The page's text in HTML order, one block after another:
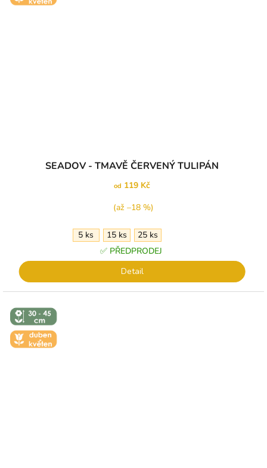
KVĚTEN
SEADOV - TMAVĚ ČERVENÝ TULIPÁN
od 119 Kč
(až –18 %)
5 ks 15 ks
25 ks
✅ PŘEDPRODEJ
Detail
↕️ VÝŠKA 30
- 45 CM
🌼 KVĚT -
DUBEN-
KVĚTEN